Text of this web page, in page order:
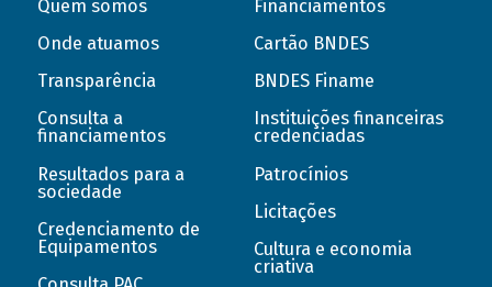
Quem somos
Onde atuamos
Transparência
Consulta a
financiamentos
Resultados para a
sociedade
Credenciamento de
Equipamentos
Financiamentos
Cartão BNDES
BNDES Finame
Instituições financeiras
credenciadas
Patrocínios
Licitações
Cultura e economia
criativa